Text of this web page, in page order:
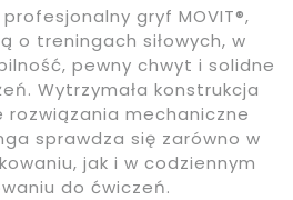
gryf MOVIT®,
o treningach siłowych, w
pewny chwyt i solidne
Wytrzymała konstrukcja
rozwiązania mechaniczne
sprawdza się zarówno w
jak i w codziennym
do ćwiczeń.